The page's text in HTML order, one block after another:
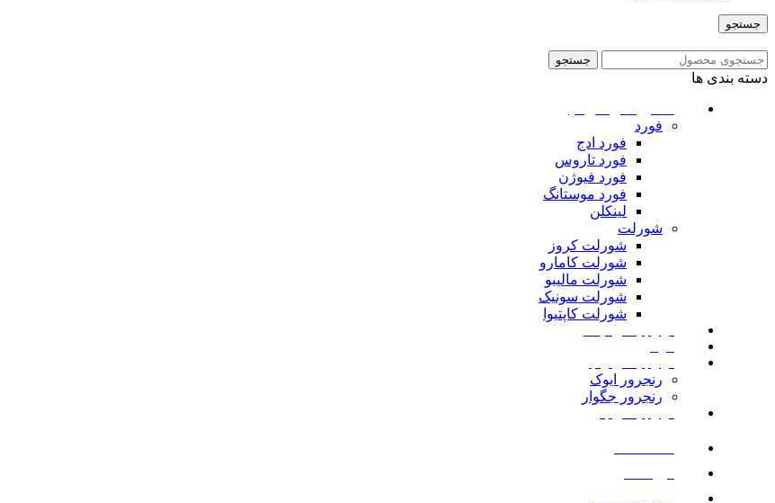
جستجو
جستجو
دسته بندی ها
فورد
فورد ادج
فورد تاروس
فورد فیوژن
فورد موستانگ
لینکلن
شورلت
شورلت کروز
شورلت کامارو
شورلت مالیبو
شورلت سونیک
شورلت کاپتیوا
رنجرور ایوک
رنجرور جگوار